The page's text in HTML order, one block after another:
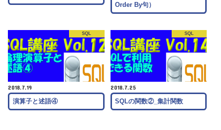
Order By句）
SQL
2018.7.19
演算子と述語④
SQL
2018.7.25
SQLの関数②_集計関数